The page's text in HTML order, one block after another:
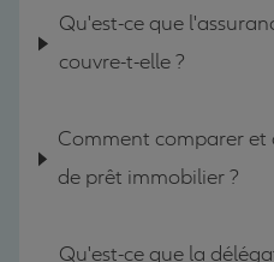
Qu'est-ce que
couvre-t-elle ?
Comment comparer et
de prêt immobilier ?
Qu'est-ce que la